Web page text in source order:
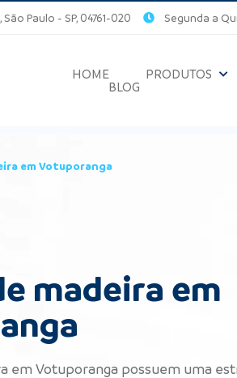
Paulo - SP, 04761-020 Segunda a
HOME PRODUTOS
BLOG
em Votuporanga
madeira em
em Votuporanga possuem uma